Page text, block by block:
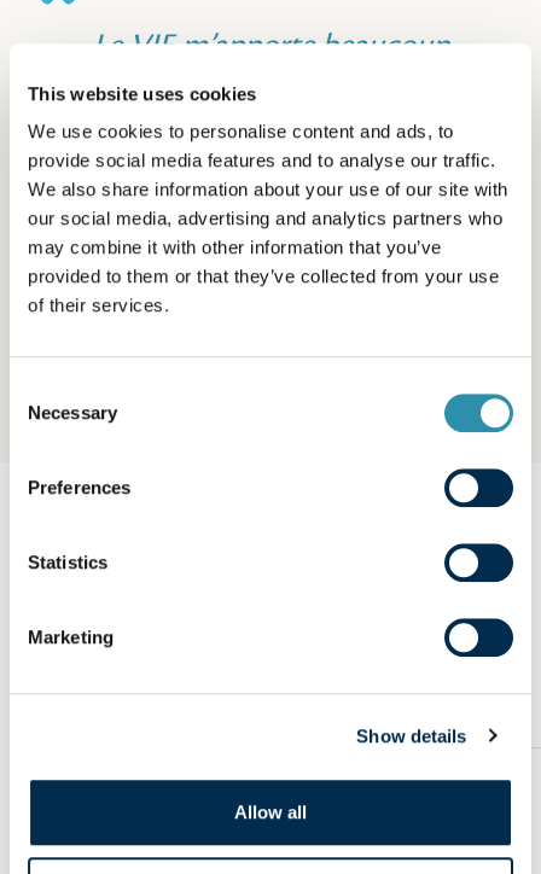
This website uses cookies
We use cookies to personalise content and ads, to
provide social media features and to analyse our traffic.
We also share information about your use of our site with
our social media, advertising and analytics partners who
may combine it with other information that you’ve
provided to them or that they’ve collected from your use
of their services.
Selection
Necessary
Preferences
Statistics
Marketing
Show details
Allow all
Le VIE m’apporte beaucoup
humainement. C'est un vrai
bonheur de travailler avec les
équipes locales !
Angela
SÉNÉGAL, GHANA) EN VIE, LAÏTA,
Explorer nos autres
Article